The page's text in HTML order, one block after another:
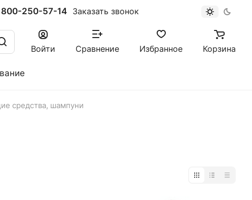
800-250-57-14 Заказать звонок
Войти Сравнение Избранное Корзина
средства, шампуни